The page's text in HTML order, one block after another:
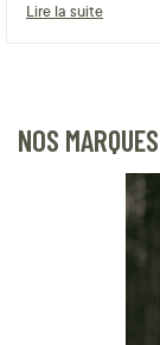
Lire la suite
NOS MARQUES